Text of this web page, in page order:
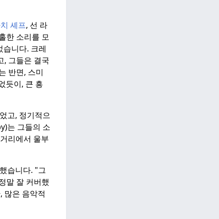
셰프, 선 라
한 소리를 모
습니다. 크레
, 그들은 결국
반면, 스미
듯이, 큰 흥
고, 정기적으
는 그들의 소
리에서 울부
습니다. "그
말 잘 커버했
많은 음악적